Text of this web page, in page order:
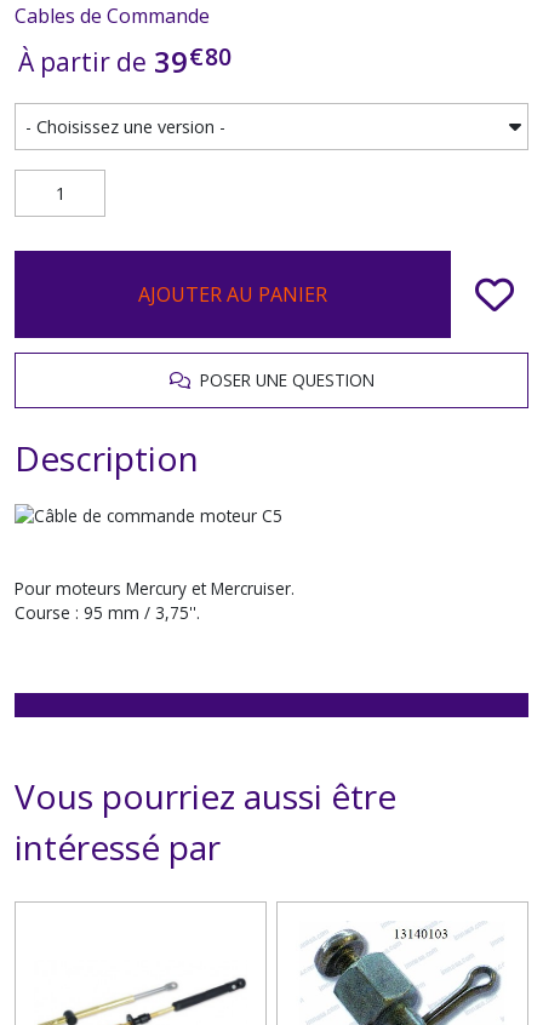
Cables de Commande
À partir de 39€80
AJOUTER AU PANIER
POSER UNE QUESTION
Description
Pour moteurs Mercury et Mercruiser.
Course : 95 mm / 3,75''.
Vous pourriez aussi être
intéressé par